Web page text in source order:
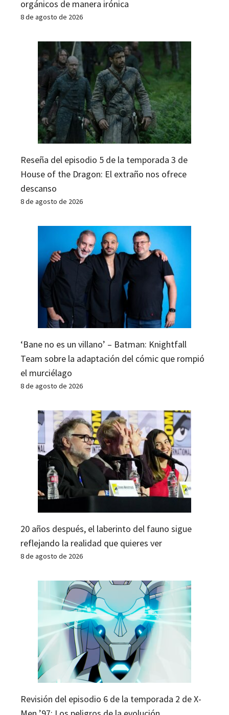
orgánicos de manera irónica
8 de agosto de 2026
Reseña del episodio 5 de la temporada 3 de
House of the Dragon: El extraño nos ofrece
descanso
8 de agosto de 2026
‘Bane no es un villano’ – Batman: Knightfall
Team sobre la adaptación del cómic que rompió
el murciélago
8 de agosto de 2026
20 años después, el laberinto del fauno sigue
reflejando la realidad que quieres ver
8 de agosto de 2026
Revisión del episodio 6 de la temporada 2 de X-